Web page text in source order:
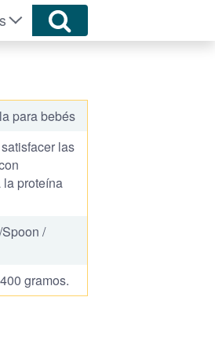
para bebés
las
la proteína
/
gramos.